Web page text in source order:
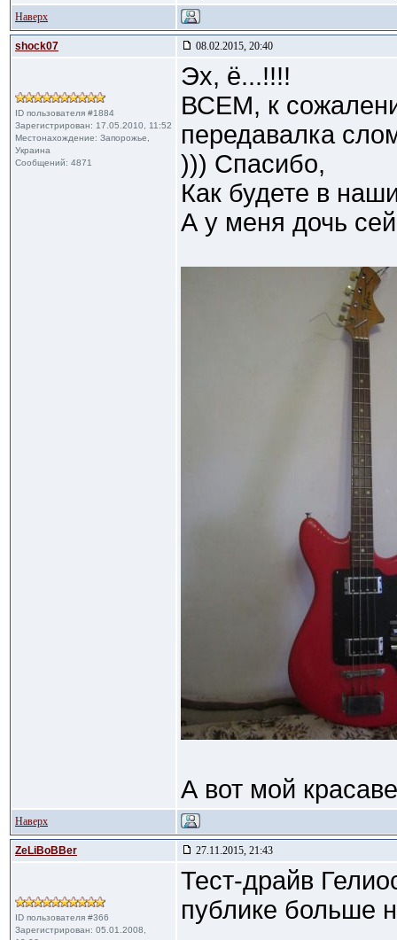
Наверх
shock07 08.02.2015, 20:40
ID пользователя #1884
Зарегистрирован: 17.05.2010, 11:52
Местонахождение: Запорожье,
Украина
Сообщений: 4871
Эх, ё...!!!!
ВСЕМ, к
передавалка
))) Спасибо,
Как будете в
А у меня дочь
А вот мой
Наверх
ZeLiBoBBer 27.11.2015, 21:43
ID пользователя #366
Зарегистрирован: 05.01.2008,
Тест-драйв
публике больше